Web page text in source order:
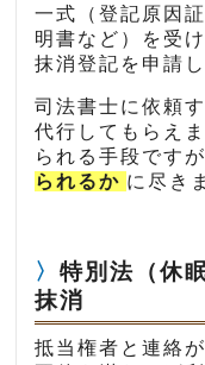
一式（登記原因
明書など）を受
抹消登記を申請し
司法書士に依頼
代行してもらえ
られる手段です
られるか に尽き
特別法（休
抹消
抵当権者と連絡